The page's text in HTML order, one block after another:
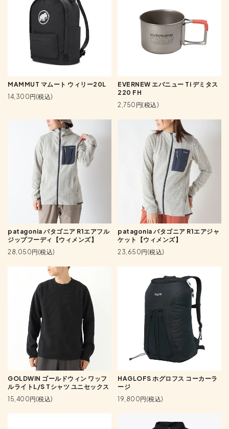
MAMMUT マムート ウィリー20L
14,300円(税込)
EVERNEW エバニュー Ti デミタス
220 FH
2,750円(税込)
patagonia パタゴニア R1エアフル
ジップフーディ【ウィメンズ】
28,050円(税込)
patagonia パタゴニア R1エアジャ
ケット【ウィメンズ】
23,650円(税込)
GOLDWIN ゴールドウィン ワッフ
ルライトL/S Tシャツ ユニセックス
15,400円(税込)
HAGLOFS ホグロフス コーカーラ
ージ
19,800円(税込)